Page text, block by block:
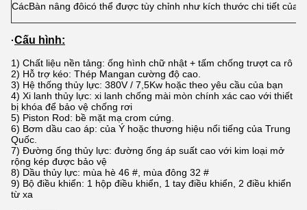
CácBàn nâng đôicó thể được tùy chỉnh như kích thước chi tiết của
·Cấu hình:
1) Chất liệu nền tảng: ống hình chữ nhật + tấm chống trượt ca rô
2) Hỗ trợ kéo: Thép Mangan cường độ cao.
3) Hệ thống thủy lực: 380V / 7,5Kw hoặc theo yêu cầu của bạn
4) Xi lanh thủy lực: xi lanh chống mài mòn chính xác cao với thiết
bị khóa để bảo vệ chống rơi
5) Piston Rod: bề mặt mạ crom cứng.
6) Bơm dầu cao áp: của Ý hoặc thương hiệu nổi tiếng của Trung
Quốc.
7) Đường ống thủy lực: đường ống áp suất cao với kim loại mở
rộng kép được bảo vệ
8) Dầu thủy lực: mùa hè 46 #, mùa đông 32 #
9) Bộ điều khiển: 1 hộp điều khiển, 1 tay điều khiển, 2 điều khiển
từ xa